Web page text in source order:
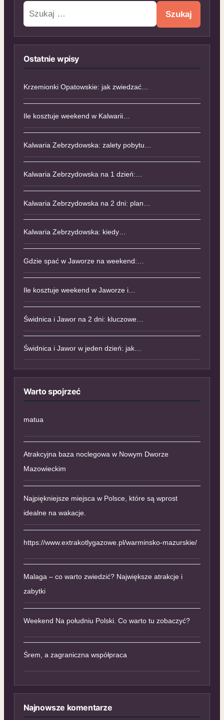
Szukaj:
Ostatnie wpisy
Krzemionki Opatowskie: jak zwiedzać…
Ile kosztuje weekend w Kalwarii…
Kalwaria Zebrzydowska: zalety pobytu…
Kalwaria Zebrzydowska na 1 dzień:…
Kalwaria Zebrzydowska na 2 dni: plan…
Kalwaria Zebrzydowska: kiedy…
Gdzie spać w Jaworze na weekend:…
Ile kosztuje weekend w Jaworze i…
Świdnica i Jawor na 2 dni: kluczowe…
Świdnica i Jawor w jeden dzień: jak…
Warto spojrzeć
matua
Atrakcyjna baza noclegowa w Nowym Dworze
Mazowieckim
Najpiękniejsze miejsca w Polsce, które są wprost
idealne na wakacje.
https://www.extrakotlygazowe.pl/warminsko-mazurskie/
Malaga – co warto zwiedzić? Największe atrakcje i
zabytki
Weekend Na południu Polski. Co warto tu zobaczyć?
Śrem, a zagraniczna współpraca
Najnowsze komentarze